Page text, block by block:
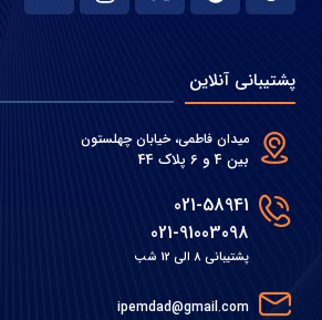
پشتیبانی آنلاین
میدان فاطمی، خیابان چهلستون
بین 4 و 6 پلاک 44
021-58941
021-91003098
پشتیبانی 8 الی 12 شب
ipemdad@gmail.com